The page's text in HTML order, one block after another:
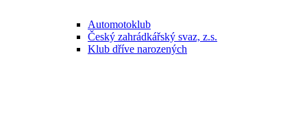
Automotoklub
Český zahrádkářský svaz, z.s.
Klub dříve narozených